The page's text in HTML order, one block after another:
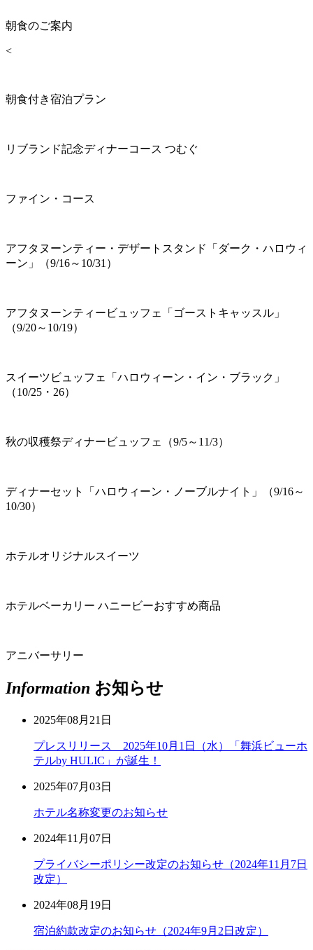
朝食のご案内
<
朝食付き宿泊プラン
リブランド記念ディナーコース つむぐ
ファイン・コース
アフタヌーンティー・デザートスタンド「ダーク・ハロウィ
ーン」（9/16～10/31）
アフタヌーンティービュッフェ「ゴーストキャッスル」
（9/20～10/19）
スイーツビュッフェ「ハロウィーン・イン・ブラック」
（10/25・26）
秋の収穫祭ディナービュッフェ（9/5～11/3）
ディナーセット「ハロウィーン・ノーブルナイト」（9/16～
10/30）
ホテルオリジナルスイーツ
ホテルベーカリー ハニービーおすすめ商品
アニバーサリー
Information お知らせ
2025年08月21日
プレスリリース 2025年10月1日（水）「舞浜ビューホ
テルby HULIC」が誕生！
2025年07月03日
ホテル名称変更のお知らせ
2024年11月07日
プライバシーポリシー改定のお知らせ（2024年11月7日
改定）
2024年08月19日
宿泊約款改定のお知らせ（2024年9月2日改定）